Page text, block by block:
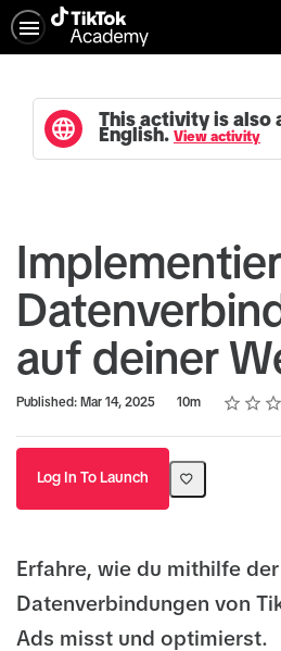
This activity is also
English. View activity
auf deiner
Published: Mar 14, 2025
Duration 10m Rating
1 star
2 stars
3 stars
4 stars
5 stars
Average rating: 0
No reviews
Log In To Launch
Erfahre, wie du mithilfe der
Datenverbindungen von
Ads misst und optimierst.